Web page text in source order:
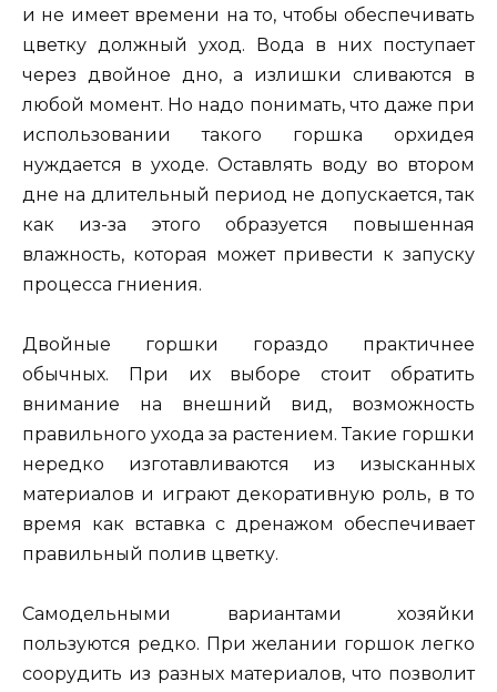
и не имеет времени на то, чтобы обеспечивать
цветку должный уход. Вода в них поступает
через двойное дно, а излишки сливаются в
любой момент. Но надо понимать, что даже при
использовании такого горшка орхидея
нуждается в уходе. Оставлять воду во втором
дне на длительный период не допускается, так
как из-за этого образуется повышенная
влажность, которая может привести к запуску
процесса гниения.
Двойные горшки гораздо практичнее
обычных. При их выборе стоит обратить
внимание на внешний вид, возможность
правильного ухода за растением. Такие горшки
нередко изготавливаются из изысканных
материалов и играют декоративную роль, в то
время как вставка с дренажом обеспечивает
правильный полив цветку.
Самодельными вариантами хозяйки
пользуются редко. При желании горшок легко
соорудить из разных материалов, что позволит